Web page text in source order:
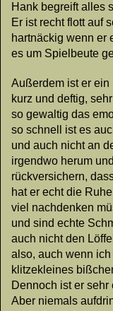
Hank begreift alles
Er ist recht flott auf
hartnäckig wenn er
es um Spielbeute
Außerdem ist er ein
kurz und deftig,
so gewaltig das
so schnell ist es
und auch nicht an
irgendwo herum
rückversichern,
hat er echt die
viel nachdenken
und sind echte
auch nicht den
also, auch wenn
klitzekleines
Dennoch ist er
Aber niemals